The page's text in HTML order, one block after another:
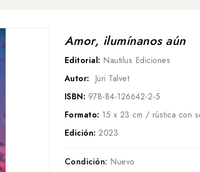
Amor, ilumínanos aún
Editorial: Nautilus Ediciones
Autor:
Jüri Talvet
ISBN: 978-84-126642-2-5
Formato: 15 x 23 cm / rústica con
Edición: 2023
Condición: Nuevo